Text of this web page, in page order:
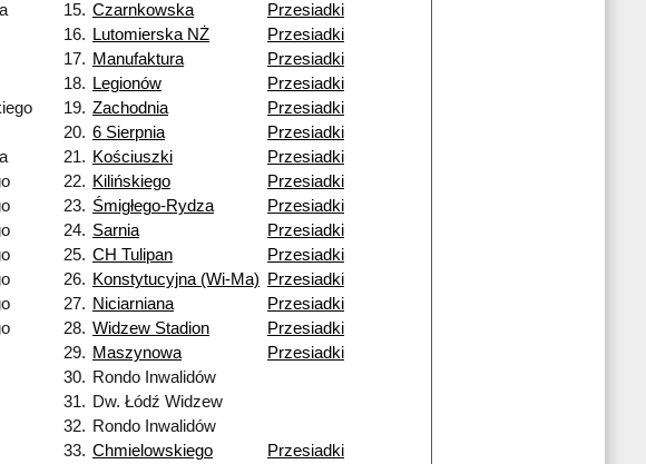
15. Czarnkowska
Przesiadki
16. Lutomierska NŻ
Przesiadki
17. Manufaktura
Przesiadki
18. Legionów
Przesiadki
19. Zachodnia
Przesiadki
20. 6 Sierpnia
Przesiadki
21. Kościuszki
Przesiadki
22. Kilińskiego
Przesiadki
23. Śmigłego-Rydza
Przesiadki
24. Sarnia
Przesiadki
25. CH Tulipan
Przesiadki
26. Konstytucyjna (Wi-Ma)
Przesiadki
27. Niciarniana
Przesiadki
28. Widzew Stadion
Przesiadki
29. Maszynowa
Przesiadki
30. Rondo Inwalidów
31. Dw. Łódź Widzew
32. Rondo Inwalidów
33. Chmielowskiego Przesiadki